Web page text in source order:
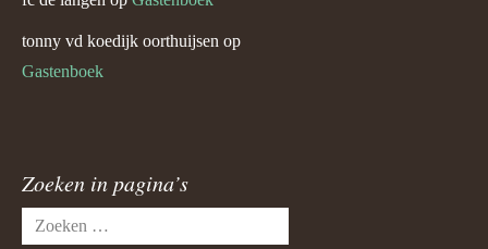
tonny vd koedijk oorthuijsen op
Gastenboek
Zoeken in pagina’s
Zoeken
naar: